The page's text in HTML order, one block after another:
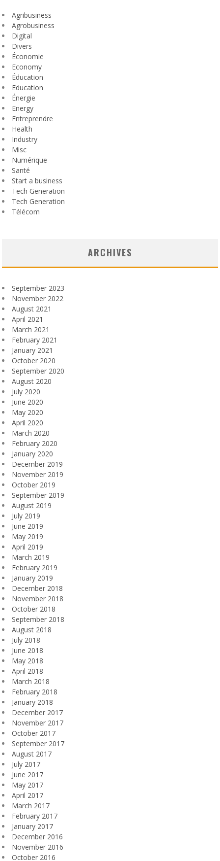
Agribusiness
Agrobusiness
Digital
Divers
Économie
Economy
Éducation
Education
Énergie
Energy
Entreprendre
Health
Industry
Misc
Numérique
Santé
Start a business
Tech Generation
Tech Generation
Télécom
ARCHIVES
September 2023
November 2022
August 2021
April 2021
March 2021
February 2021
January 2021
October 2020
September 2020
August 2020
July 2020
June 2020
May 2020
April 2020
March 2020
February 2020
January 2020
December 2019
November 2019
October 2019
September 2019
August 2019
July 2019
June 2019
May 2019
April 2019
March 2019
February 2019
January 2019
December 2018
November 2018
October 2018
September 2018
August 2018
July 2018
June 2018
May 2018
April 2018
March 2018
February 2018
January 2018
December 2017
November 2017
October 2017
September 2017
August 2017
July 2017
June 2017
May 2017
April 2017
March 2017
February 2017
January 2017
December 2016
November 2016
October 2016